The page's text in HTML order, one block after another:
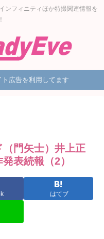
ンフィニティほか特撮関連情報を
広告を利用してます
門矢士）井上正
表続報（2）
はてブ